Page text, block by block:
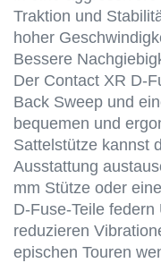
Traktion und
hoher
Bessere
Der Contact XR D-
Back Sweep und
bequemen und
Sattelstütze kannst
Ausstattung
mm Stütze oder
D-Fuse-Teile
reduzieren
epischen Touren